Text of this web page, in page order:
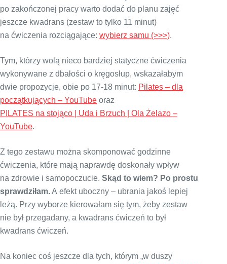
po zakończonej pracy warto dodać do planu zajęć
jeszcze kwadrans (zestaw to tylko 11 minut)
na ćwiczenia rozciągające: wybierz samu (>>>).
Tym, którzy wolą nieco bardziej statyczne ćwiczenia
wykonywane z dbałości o kręgosłup, wskazałabym
dwie propozycje, obie po 17-18 minut: Pilates – dla
początkujących – YouTube oraz
PILATES na stojąco | Uda i Brzuch | Ola Żelazo –
YouTube.
Z tego zestawu można skomponować godzinne
ćwiczenia, które mają naprawdę doskonały wpływ
na zdrowie i samopoczucie. Skąd to wiem? Po prostu
sprawdziłam.A efekt uboczny – ubrania jakoś lepiej
leżą. Przy wyborze kierowałam się tym, żeby zestaw
nie był przegadany, a kwadrans ćwiczeń to był
kwadrans ćwiczeń.
Na koniec coś jeszcze dla tych, którym „w duszy